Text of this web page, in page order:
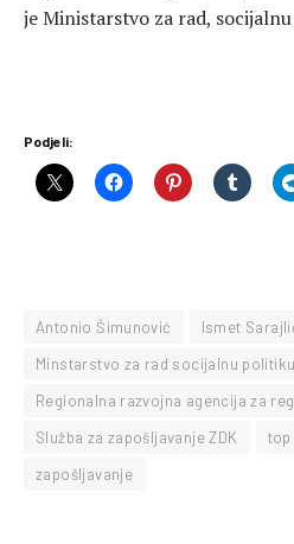
je Ministarstvo za rad,
Podjeli:
Antonio Šimunović
Ismet
Minstarstvo za rad socijalnu
Regionalna razvojna agencija za
Služba za zapošljavanje ZDK
zapošljavanje